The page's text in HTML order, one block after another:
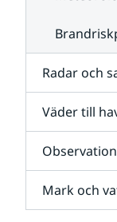
Radar och
Väder till
Mark och